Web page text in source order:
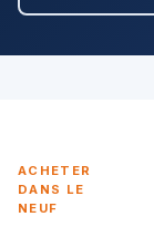
ACHETER
DANS LE
NEUF